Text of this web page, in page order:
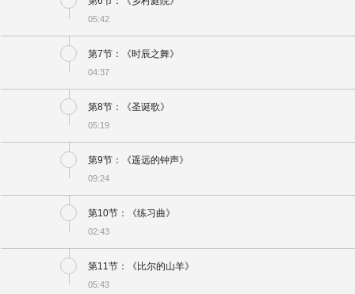
05:42
第7节：《时辰之舞》
04:37
第8节：《圣诞歌》
05:19
第9节：《遥远的钟声》
09:24
第10节：《练习曲》
02:43
第11节：《比尔的山羊》
05:43